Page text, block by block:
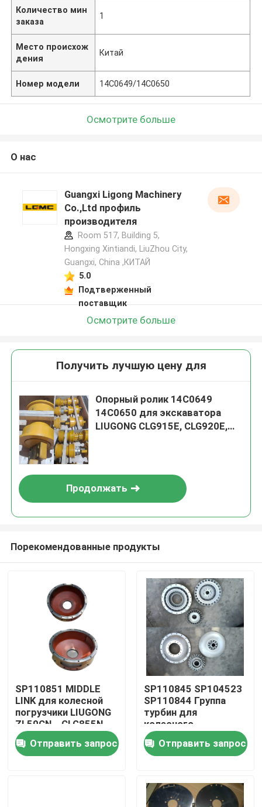
Дом
Количество мин
заказа
1
Место происхож
дения
Китай
Номер модели 14C0649/14C0650
Осмотрите больше
О нас
Guangxi Ligong Machinery
Co.,Ltd профиль
производителя
Room 517, Building 5,
Hongxing Xintiandi, LiuZhou City,
Guangxi, China ,КИТАЙ
5.0
Подтверженный
поставщик
Осмотрите больше
Получить лучшую цену для
Опорный ролик 14C0649
14C0650 для экскаватора
LIUGONG CLG915E, CLG920E,
Продолжать
Порекомендованные продукты
SP110851 MIDDLE
LINK для колесной
погрузчики LIUGONG
ZL50CN、CLG855N、
CLG856、CLG860H
CLG870H、CLG888
Отправить запрос
SP110845 SP104523
SP110844 Группа
турбин для
колесного
погрузчика LIUGONG
CLG835、CLG836、
ZL50CN ZL30E
Отправить запрос